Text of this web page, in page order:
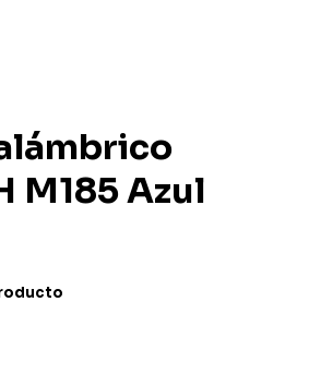
M185 Azul